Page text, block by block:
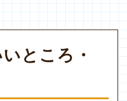
ところ・